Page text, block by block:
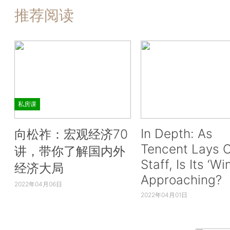
推荐阅读
私房课
向松祚：宏观经济70
讲，带你了解国内外
经济大局
2022年04月06日
In Depth: As
Tencent Lays
Staff, Is Its
Approaching?
2022年04月01日